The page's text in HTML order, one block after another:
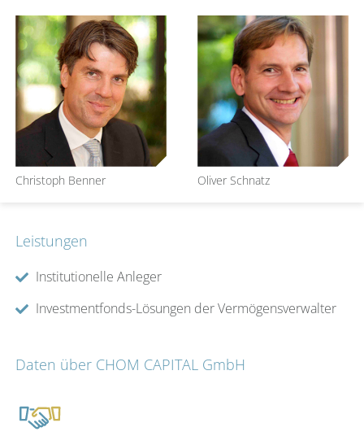
Christoph Benner Oliver Schnatz
Leistungen
Institutionelle Anleger
Investmentfonds-Lösungen der Vermögensverwalter
Daten über CHOM CAPITAL GmbH